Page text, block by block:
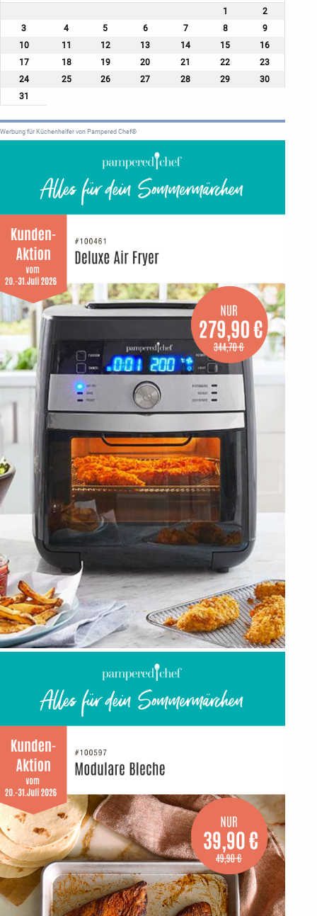
1
2
3
4 5 6 7 8
9
10
11 12 13 14 15
16
17
18 19 20 21 22
23
24
25 26 27 28 29
30
31
Werbung für Küchenhelfer von Pampered Chef®